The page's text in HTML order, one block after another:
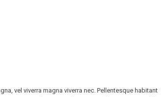
vel viverra magna viverra nec. Pellentesque habitant